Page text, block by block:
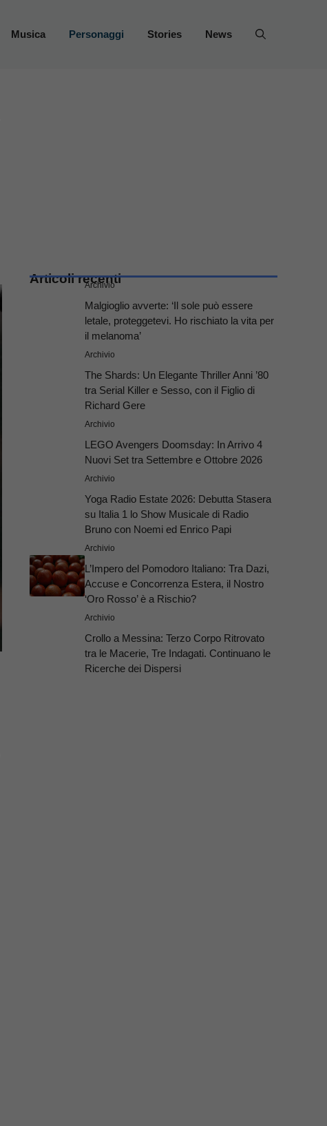
Musica Personaggi Stories News
Articoli recenti
Archivio
Malgioglio avverte: ‘Il sole può essere
letale, proteggetevi. Ho rischiato la vita per
il melanoma’
Archivio
The Shards: Un Elegante Thriller Anni ’80
tra Serial Killer e Sesso, con il Figlio di
Richard Gere
Archivio
LEGO Avengers Doomsday: In Arrivo 4
Nuovi Set tra Settembre e Ottobre 2026
Archivio
Yoga Radio Estate 2026: Debutta Stasera
su Italia 1 lo Show Musicale di Radio
Bruno con Noemi ed Enrico Papi
Archivio
L’Impero del Pomodoro Italiano: Tra Dazi,
Accuse e Concorrenza Estera, il Nostro
‘Oro Rosso’ è a Rischio?
Archivio
Crollo a Messina: Terzo Corpo Ritrovato
tra le Macerie, Tre Indagati. Continuano le
Ricerche dei Dispersi